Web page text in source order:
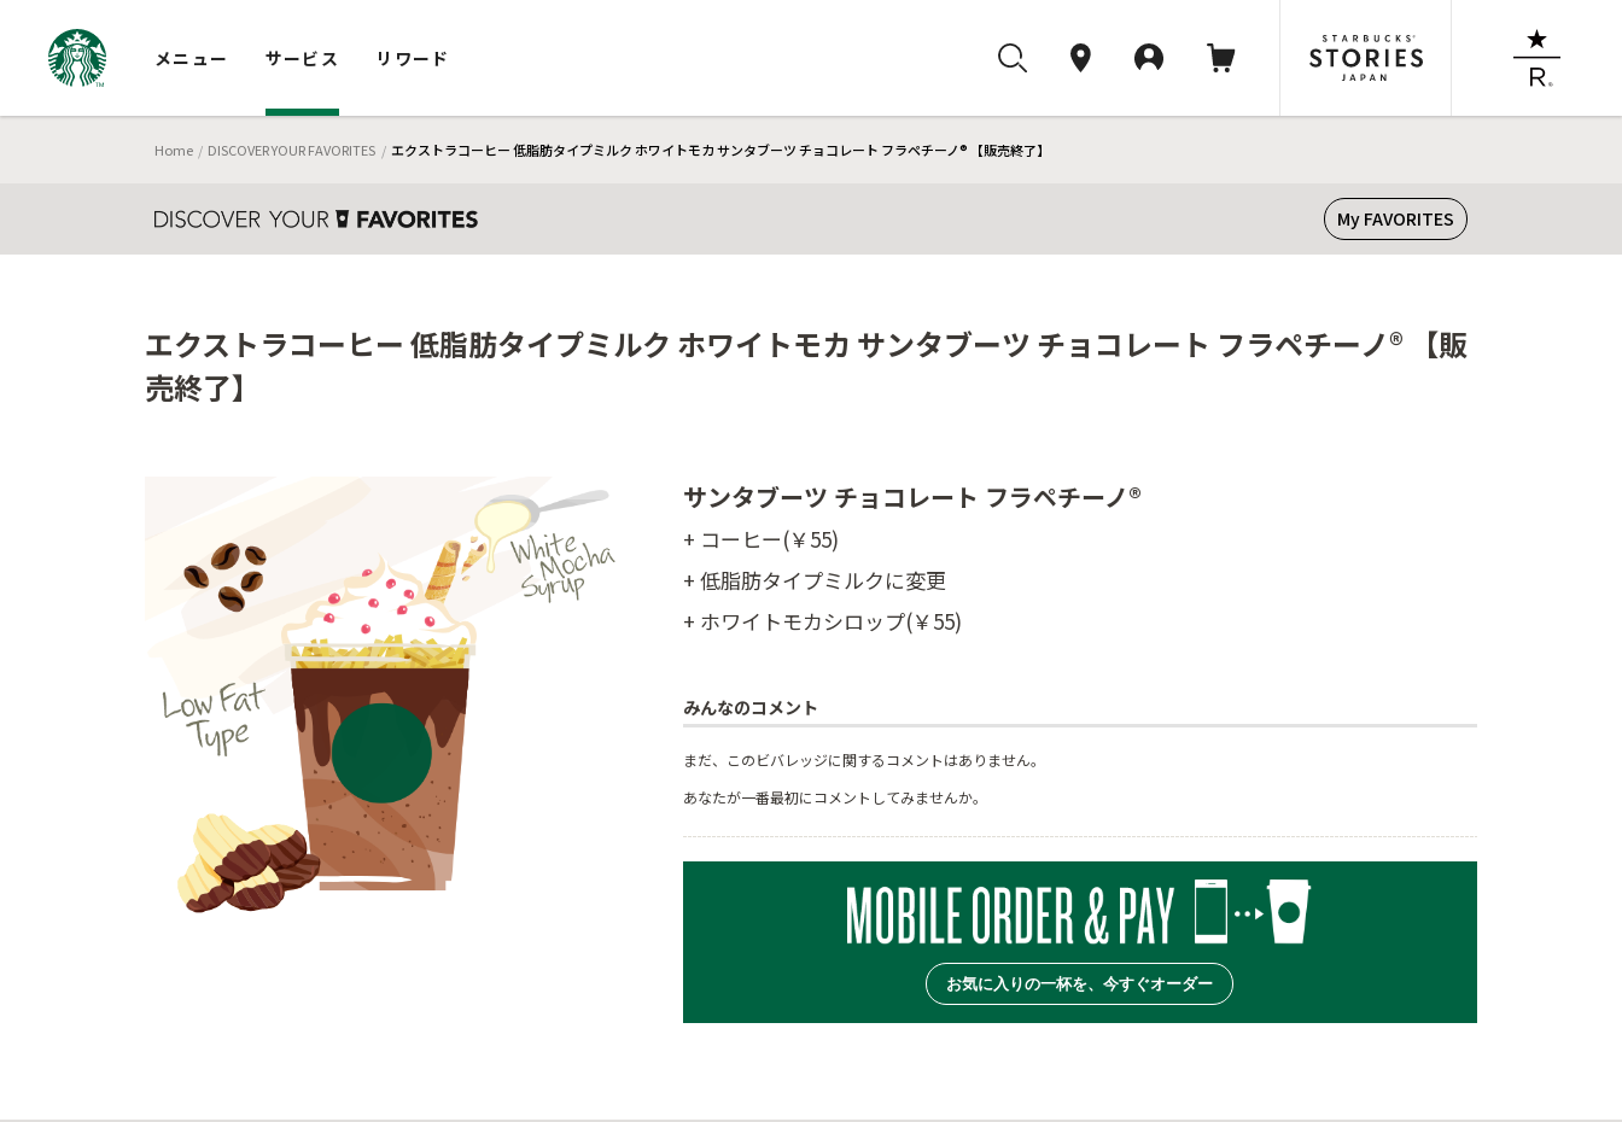
メニュー サービス リワード
Home DISCOVER YOUR FAVORITES エクストラコーヒー 低脂肪タイプミルク ホワイトモカ サンタブーツ チョコレート フラペチーノ® 【販売終了】
My FAVORITES
エクストラコーヒー 低脂肪タイプミルク ホワイトモカ サンタブーツ チョコレート フラペチーノ® 【販
売終了】
サンタブーツ チョコレート フラペチーノ®
+ コーヒー(￥55)
+ 低脂肪タイプミルクに変更
+ ホワイトモカシロップ(￥55)
みんなのコメント
まだ、このビバレッジに関するコメントはありません。
あなたが一番最初にコメントしてみませんか。
お気に入りの一杯を、今すぐオーダー